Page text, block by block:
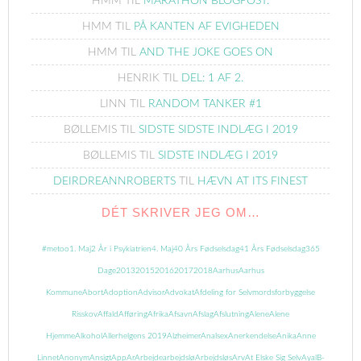
HMM TIL PÅ KANTEN AF EVIGHEDEN
HMM TIL AND THE JOKE GOES ON
HENRIK TIL DEL: 1 AF 2.
LINN TIL RANDOM TANKER #1
BØLLEMISTIL SIDSTE SIDSTE INDLÆG I 2019
BØLLEMIS TIL SIDSTE INDLÆG I 2019
DEIRDREANNROBERTS TIL HÆVN AT ITS FINEST
DÉT SKRIVER JEG OM…
#metoo 1. Maj2 År i Psykiatrien4. Maj40 Års Fødselsdag41 Års Fødselsdag365
Dage20132015201620172018AarhusAarhus
KommuneAbortAdoptionAdvisorAdvokatAfdeling for Selvmordsforbyggelse
RisskovAffald AfføringAfrikaAfsavnAfslagAfslutningAleneAlene
HjemmeAlkohol Allerhelgens 2019AlzheimerAnalsexAnerkendelseAnikaAnne
LinnetAnonymAnsigtAppArArbejdearbejdsløArbejdsløsArvAt Elske Sig SelvAyal B-